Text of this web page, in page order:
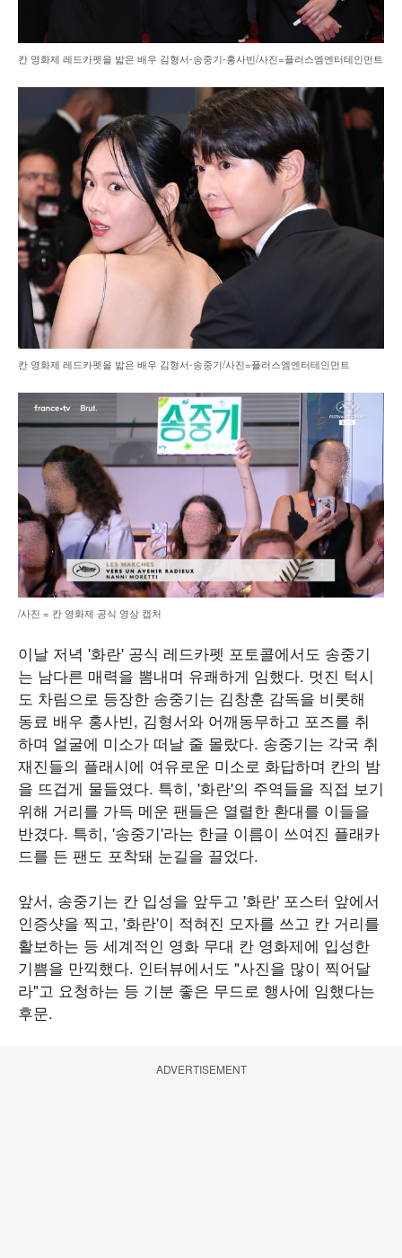
칸 영화제 레드카펫을 밟은 배우 김형서-송중기-홍사빈/사진=플러스엠엔터테인먼트
칸 영화제 레드카펫을 밟은 배우 김형서-송중기/사진=플러스엠엔터테인먼트
/사진 = 칸 영화제 공식 영상 캡처
이날 저녁 '화란' 공식 레드카펫 포토콜에서도 송중기
는 남다른 매력을 뽐내며 유쾌하게 임했다. 멋진 턱시
도 차림으로 등장한 송중기는 김창훈 감독을 비롯해
동료 배우 홍사빈, 김형서와 어깨동무하고 포즈를 취
하며 얼굴에 미소가 떠날 줄 몰랐다. 송중기는 각국 취
재진들의 플래시에 여유로운 미소로 화답하며 칸의 밤
을 뜨겁게 물들였다. 특히, '화란'의 주역들을 직접 보기
위해 거리를 가득 메운 팬들은 열렬한 환대를 이들을
반겼다. 특히, '송중기'라는 한글 이름이 쓰여진 플래카
드를 든 팬도 포착돼 눈길을 끌었다.
앞서, 송중기는 칸 입성을 앞두고 '화란' 포스터 앞에서
인증샷을 찍고, '화란'이 적혀진 모자를 쓰고 칸 거리를
활보하는 등 세계적인 영화 무대 칸 영화제에 입성한
기쁨을 만끽했다. 인터뷰에서도 "사진을 많이 찍어달
라"고 요청하는 등 기분 좋은 무드로 행사에 임했다는
후문.
ADVERTISEMENT